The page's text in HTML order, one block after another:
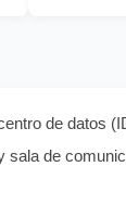
de datos
sala de